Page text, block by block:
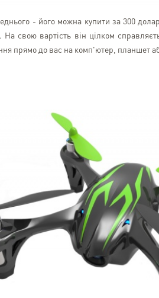
- його можна купити за 300
свою вартість він цілком
прямо до вас на комп'ютер, планшет